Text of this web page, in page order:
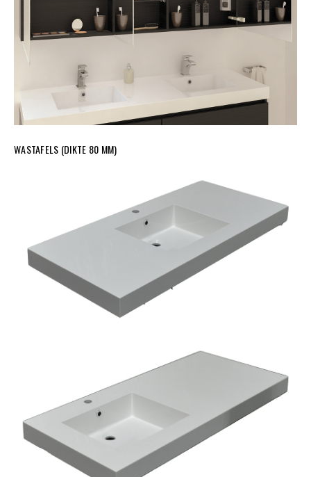
WASTAFELS (DIKTE 80 MM)